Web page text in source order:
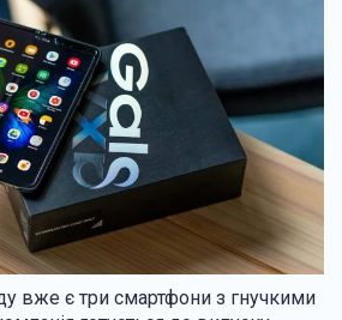
вже є три смартфони з гнучкими